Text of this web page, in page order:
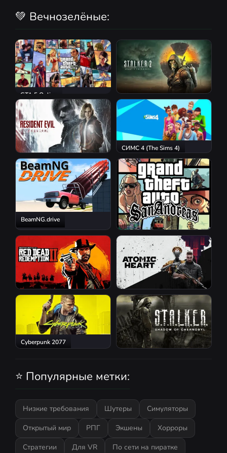
💚 Вечнозелёные:
GTA 5 Online
S.T.A.L.K.E.R. 2: Heart of
Chornobyl
Resident Evil Requiem
СИМС 4 (The Sims 4)
BeamNG.drive
GTA San Andreas
Red Dead Redemption 2 Atomic Heart
Cyberpunk 2077
⭐ Популярные метки:
Низкие требования Шутеры
Симуляторы
Открытый мир
РПГ Экшены
Хорроры
Стратегии
Для VR
По сети на пиратке